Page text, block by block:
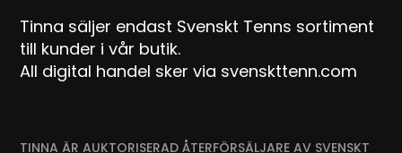
Tinna säljer endast Svenskt Tenns sortiment
till kunder i vår butik.
All digital handel sker via svenskttenn.com
TINNA ÄR AUKTORISERAD ÅTERFÖRSÄLJARE AV SVENSKT